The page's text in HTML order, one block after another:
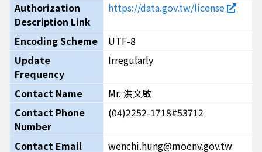
Authorization
Description Link
https://data.gov.tw/license
Encoding Scheme
UTF-8
Update
Frequency
Irregularly
Contact Name
Mr. 洪文啟
Contact Phone
Number
(04)2252-1718#53712
Contact Email
wenchi.hung@moenv.gov.tw